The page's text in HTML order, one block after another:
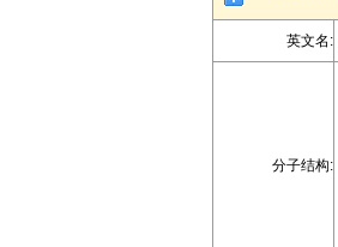
英文名:
分子结构: